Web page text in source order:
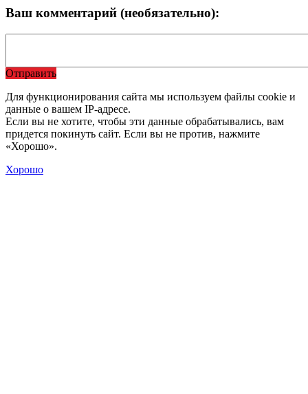
Ваш комментарий (необязательно):
Отправить
Для функционирования сайта мы используем файлы cookie и
данные о вашем IP-адресе.
Если вы не хотите, чтобы эти данные обрабатывались, вам
придется покинуть сайт. Если вы не против, нажмите
«Хорошо».
Хорошо